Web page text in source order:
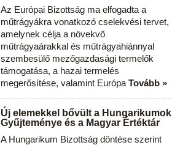
Az Európai Bizottság ma elfogadta a
műtrágyákra vonatkozó cselekvési tervet,
amelynek célja a növekvő
műtrágyaárakkal és műtrágyahiánnyal
szembesülő mezőgazdasági termelők
támogatása, a hazai termelés
megerősítése, valamint Európa Tovább »
Új elemekkel bővült a Hungarikumok
Gyűjteménye és a Magyar Értéktár
A Hungarikum Bizottság döntése szerint